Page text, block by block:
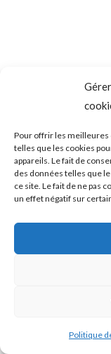
Pour offrir les meilleures
telles que les cookies
appareils. Le fait de
des données telles que
ce site. Le fait de ne pas
un effet négatif sur
Politique